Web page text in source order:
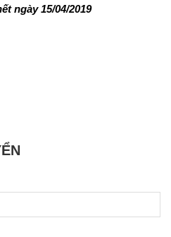
ngày 15/04/2019